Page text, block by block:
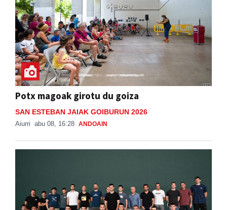
Potx magoak girotu du goiza
SAN ESTEBAN JAIAK GOIBURUN 2026
Aiurri abu 08, 16:28 ANDOAIN